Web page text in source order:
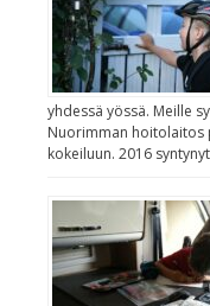
yhdessä yössä. Meille
Nuorimman hoitolaitos
kokeiluun. 2016